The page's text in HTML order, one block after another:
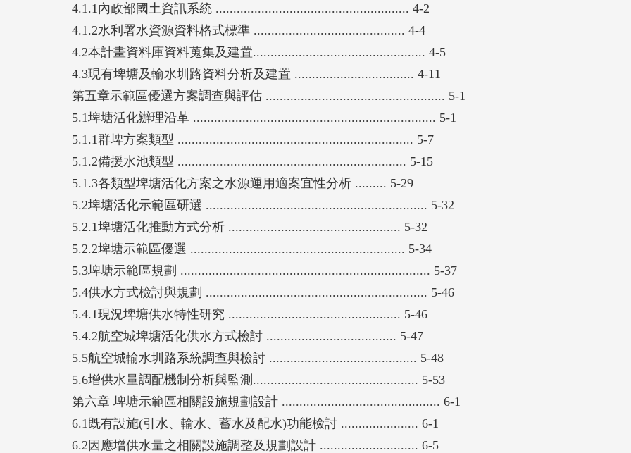
4.1.1內政部國土資訊系統 ....................................................... 4-2
4.1.2水利署水資源資料格式標準 ........................................... 4-4
4.2本計畫資料庫資料蒐集及建置................................................. 4-5
4.3現有埤塘及輸水圳路資料分析及建置 .................................. 4-11
第五章示範區優選方案調查與評估 ................................................... 5-1
5.1埤塘活化辦理沿革 ..................................................................... 5-1
5.1.1群埤方案類型 ................................................................... 5-7
5.1.2備援水池類型 ................................................................. 5-15
5.1.3各類型埤塘活化方案之水源運用適案宜性分析 ......... 5-29
5.2埤塘活化示範區研選 ............................................................... 5-32
5.2.1埤塘活化推動方式分析 ................................................. 5-32
5.2.2埤塘示範區優選 ............................................................. 5-34
5.3埤塘示範區規劃 ....................................................................... 5-37
5.4供水方式檢討與規劃 ............................................................... 5-46
5.4.1現況埤塘供水特性研究 ................................................. 5-46
5.4.2航空城埤塘活化供水方式檢討 ..................................... 5-47
5.5航空城輸水圳路系統調查與檢討 .......................................... 5-48
5.6增供水量調配機制分析與監測............................................... 5-53
第六章 埤塘示範區相關設施規劃設計 ............................................. 6-1
6.1既有設施(引水、輸水、蓄水及配水)功能檢討 ...................... 6-1
6.2因應增供水量之相關設施調整及規劃設計 ............................ 6-5